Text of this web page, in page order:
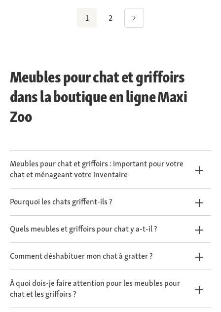
1 2
Meubles pour chat et griffoirs
dans la boutique en ligne Maxi
Zoo
Meubles pour chat et griffoirs : important pour votre
chat et ménageant votre inventaire
Pourquoi les chats griffent-ils ?
Quels meubles et griffoirs pour chat y a-t-il ?
Comment déshabituer mon chat à gratter ?
À quoi dois-je faire attention pour les meubles pour
chat et les griffoirs ?